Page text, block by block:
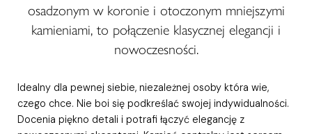
osadzonym w koronie i otoczonym mniejszymi
kamieniami, to połączenie klasycznej elegancji i
nowoczesności.
Idealny dla pewnej siebie, niezależnej osoby która wie,
czego chce. Nie boi się podkreślać swojej indywidualności.
Docenia piękno detali i potrafi łączyć elegancję z